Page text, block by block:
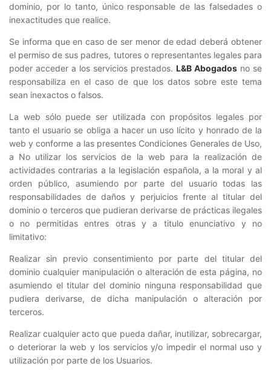
dominio, por lo tanto, único responsable de las falsedades o
inexactitudes que realice.
Se informa que en caso de ser menor de edad deberá obtener
el permiso de sus padres, tutores o representantes legales para
poder acceder a los servicios prestados. L&B Abogados no se
responsabiliza en el caso de que los datos sobre este tema
sean inexactos o falsos.
La web sólo puede ser utilizada con propósitos legales por
tanto el usuario se obliga a hacer un uso lícito y honrado de la
web y conforme a las presentes Condiciones Generales de Uso,
a No utilizar los servicios de la web para la realización de
actividades contrarias a la legislación española, a la moral y al
orden público, asumiendo por parte del usuario todas las
responsabilidades de daños y perjuicios frente al titular del
dominio o terceros que pudieran derivarse de prácticas ilegales
o no permitidas entres otras y a titulo enunciativo y no
limitativo:
Realizar sin previo consentimiento por parte del titular del
dominio cualquier manipulación o alteración de esta página, no
asumiendo el titular del dominio ninguna responsabilidad que
pudiera derivarse, de dicha manipulación o alteración por
terceros.
Realizar cualquier acto que pueda dañar, inutilizar, sobrecargar,
o deteriorar la web y los servicios y/o impedir el normal uso y
utilización por parte de los Usuarios.